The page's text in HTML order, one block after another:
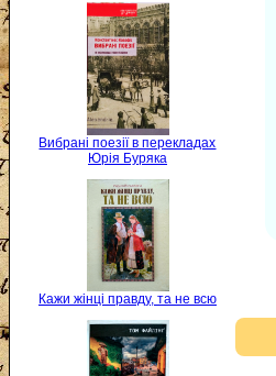
Вибрані поезії в перекладах
Юрія Буряка
Кажи жінці правду, та не всю